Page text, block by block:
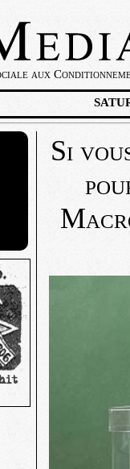
aux
Si